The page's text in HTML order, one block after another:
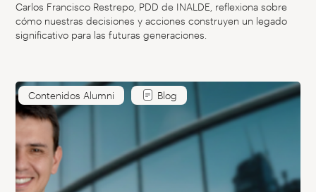
Carlos Francisco Restrepo, PDD de INALDE, reflexiona sobre
cómo nuestras decisiones y acciones construyen un legado
significativo para las futuras generaciones.
Contenidos Alumni Blog